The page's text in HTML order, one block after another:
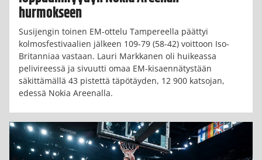
hurmokseen
Susijengin toinen EM-ottelu Tampereella päättyi
kolmosfestivaalien jälkeen 109-79 (58-42) voittoon Iso-
Britanniaa vastaan. Lauri Markkanen oli huikeassa
pelivireessä ja sivuutti omaa EM-kisaennätystään
säkittämällä 43 pistettä täpötäyden, 12 900 katsojan,
edessä Nokia Areenalla.